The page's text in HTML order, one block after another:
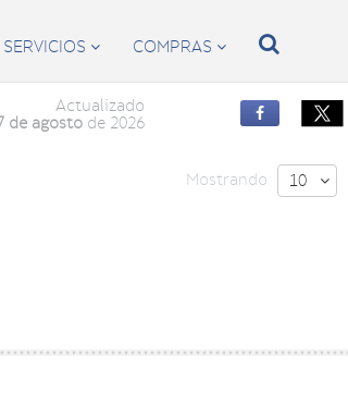
SERVICIOS  COMPRAS  
Actualizado
de agostode 2026

Mostrando 10 